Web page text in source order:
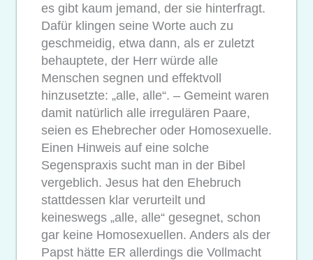
es gibt kaum jemand, der sie hinterfragt.
Dafür klingen seine Worte auch zu
geschmeidig, etwa dann, als er zuletzt
behauptete, der Herr würde alle
Menschen segnen und effektvoll
hinzusetzte: „alle, alle“. – Gemeint waren
damit natürlich alle irregulären Paare,
seien es Ehebrecher oder Homosexuelle.
Einen Hinweis auf eine solche
Segenspraxis sucht man in der Bibel
vergeblich. Jesus hat den Ehebruch
stattdessen klar verurteilt und
keineswegs „alle, alle“ gesegnet, schon
gar keine Homosexuellen. Anders als der
Papst hätte ER allerdings die Vollmacht